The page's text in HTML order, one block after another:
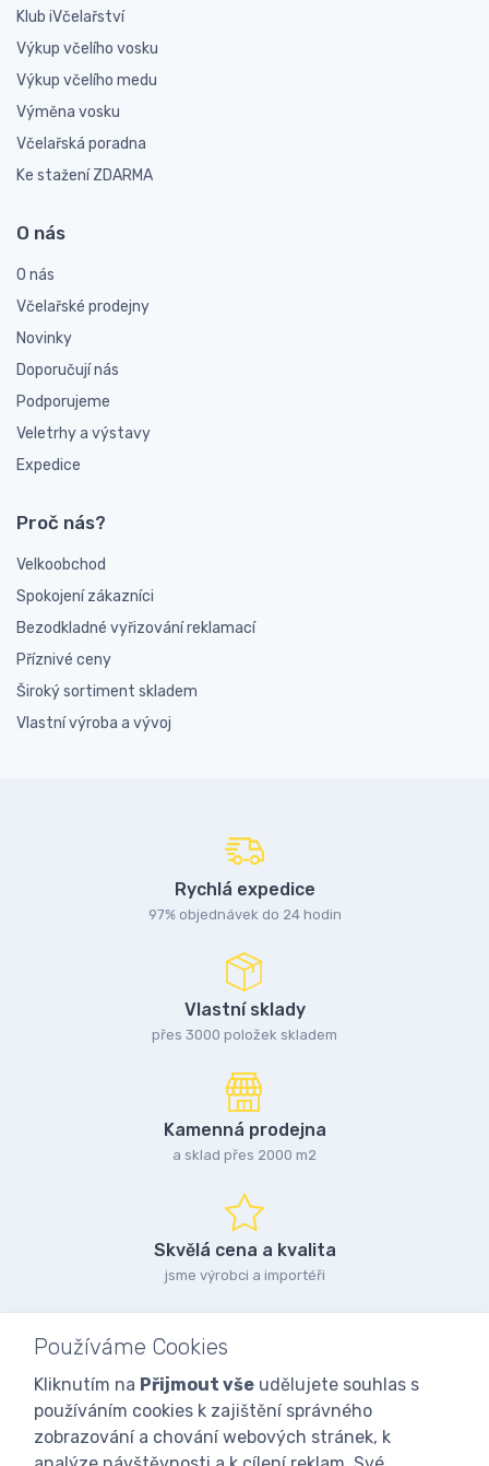
Klub iVčelařství
Výkup včelího vosku
Výkup včelího medu
Výměna vosku
Včelařská poradna
Ke stažení ZDARMA
O nás
O nás
Včelařské prodejny
Novinky
Doporučují nás
Podporujeme
Veletrhy a výstavy
Expedice
Proč nás?
Velkoobchod
Spokojení zákazníci
Bezodkladné vyřizování reklamací
Příznivé ceny
Široký sortiment skladem
Vlastní výroba a vývoj
Rychlá expedice
97% objednávek do 24 hodin
Vlastní sklady
přes 3000 položek skladem
Kamenná prodejna
a sklad přes 2000 m2
Skvělá cena a kvalita
jsme výrobci a importéři
Používáme Cookies
Kliknutím na Přijmout vše udělujete souhlas s
používáním cookies k zajištění správného
zobrazování a chování webových stránek, k